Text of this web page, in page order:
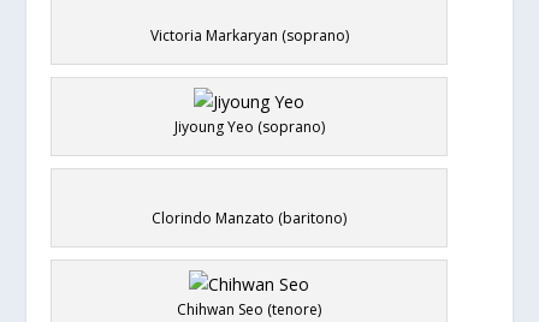
Victoria Markaryan (soprano)
Jiyoung Yeo (soprano)
Clorindo Manzato (baritono)
Chihwan Seo (tenore)